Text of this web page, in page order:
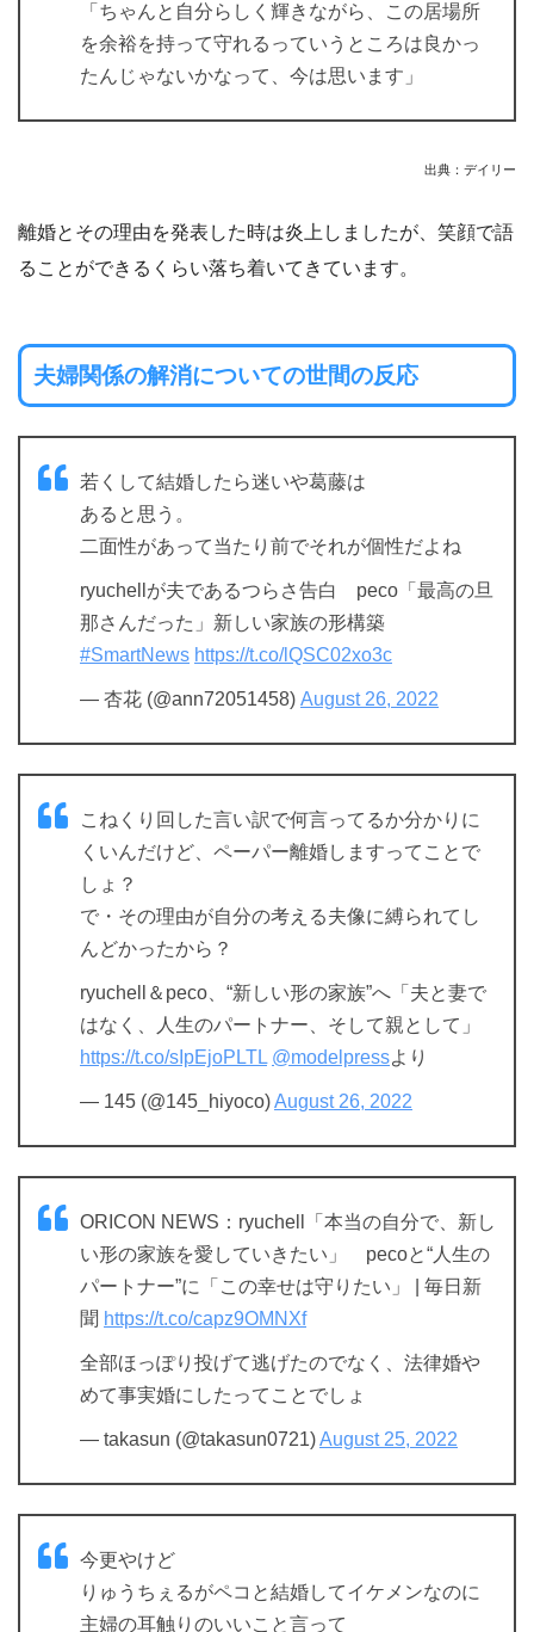
「ちゃんと自分らしく輝きながら、この居場所
を余裕を持って守れるっていうところは良かっ
たんじゃないかなって、今は思います」
出典：デイリー
離婚とその理由を発表した時は炎上しましたが、笑顔で語
ることができるくらい落ち着いてきています。
夫婦関係の解消についての世間の反応
若くして結婚したら迷いや葛藤は
あると思う。
二面性があって当たり前でそれが個性だよね
ryuchellが夫であるつらさ告白 peco「最高の旦
那さんだった」新しい家族の形構築
#SmartNews https://t.co/lQSC02xo3c
— 杏花 (@ann72051458) August 26, 2022
こねくり回した言い訳で何言ってるか分かりに
くいんだけど、ペーパー離婚しますってことで
しょ？
で・その理由が自分の考える夫像に縛られてし
んどかったから？
ryuchell＆peco、“新しい形の家族”へ「夫と妻で
はなく、人生のパートナー、そして親として」
https://t.co/sIpEjoPLTL @modelpressより
— 145 (@145_hiyoco)August 26, 2022
ORICON NEWS：ryuchell「本当の自分で、新し
い形の家族を愛していきたい」 pecoと“人生の
パートナー”に「この幸せは守りたい」 | 毎日新
聞 https://t.co/capz9OMNXf
全部ほっぽり投げて逃げたのでなく、法律婚や
めて事実婚にしたってことでしょ
— takasun (@takasun0721)August 25, 2022
今更やけど
りゅうちぇるがペコと結婚してイケメンなのに
主婦の耳触りのいいこと言って